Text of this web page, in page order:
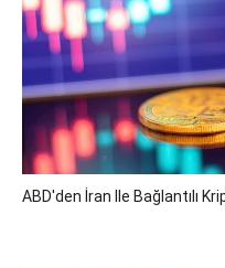
ABD'den İran Ile Bağlantılı